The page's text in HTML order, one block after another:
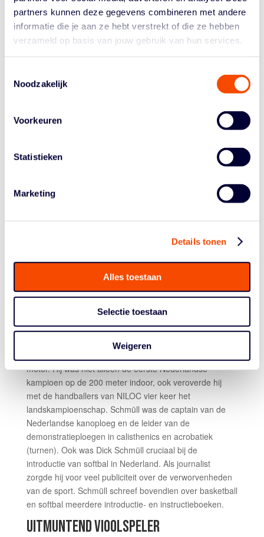
partners kunnen deze gegevens combineren met andere
informatie die je aan ze hebt verstrekt of die ze hebben
verzameld op basis van jouw gebruik van hun services.
Noodzakelijk
Voorkeuren
Statistieken
Marketing
Details tonen
Alles toestaan
Selectie toestaan
Weigeren
nemen. Bij de uitvoering in de Stadsschouwburg zat
Koningin Wilhelmina destijds op de eerste rij.
In 1938 organiseerde Dick Schmüll in de Amsterdamse
Apollohal de eerste basketbalcompetitie van Nederland,
gelegenheid richtte hij de Amsterdamsche Basketball
Hoewel er nog geen nationale bond bestond,
allereerste wedstrijd tegen een gelegenheidsformatie
van Amerikaanse bevrijders. Dat duel ging met 91-38
Kampioenschap in Genève de allereerste officiële
interland gespeeld. Nederland versloeg bij die
tijdens dat toernooi ook als scheidsrechter optrad, was
hij de eerste internationale basketbalscheidsrechter
namens Nederland.
Schmüll was zelf op het hoogste niveau actief in zes
verschillende sporten. Hij beoefende daarnaast nog
minstens dertien andere takken van sport. Van hot naar
motor. Hij was niet alleen de eerste Nederlandse
kampioen op de 200 meter indoor, ook veroverde hij
met de handballers van NILOC vier keer het
landskampioenschap. Schmüll was de captain van de
Nederlandse kanoploeg en de leider van de
demonstratieploegen in calisthenics en acrobatiek
(turnen). Ook was Dick Schmüll cruciaal bij de
introductie van softbal in Nederland. Als journalist
zorgde hij voor veel publiciteit over de verworvenheden
van de sport. Schmüll schreef bovendien over basketball
en softbal meerdere introductie- en instructieboeken.
UITMUNTEND VIOOLSPELER